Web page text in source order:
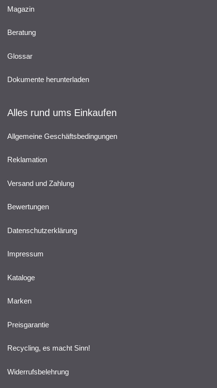
Magazin
Beratung
Glossar
Dokumente herunterladen
Alles rund ums Einkaufen
Allgemeine Geschäftsbedingungen
Reklamation
Versand und Zahlung
Bewertungen
Datenschutzerklärung
Impressum
Kataloge
Marken
Preisgarantie
Recycling, es macht Sinn!
Widerrufsbelehrung